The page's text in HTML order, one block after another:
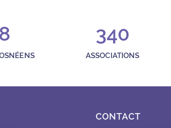
de 9h30 à 12h30 et de 14h à 18h et le samedi de
340
ASSOCIATIONS
CONTACT